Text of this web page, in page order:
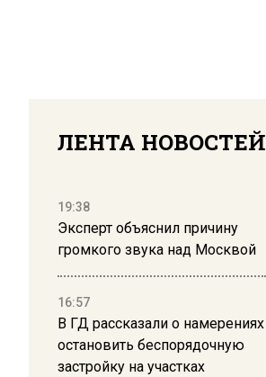
ЛЕНТА НОВОСТЕЙ
19:38
Эксперт объяснил причину
громкого звука над Москвой
16:57
В ГД рассказали о намерениях
остановить беспорядочную
застройку на участках